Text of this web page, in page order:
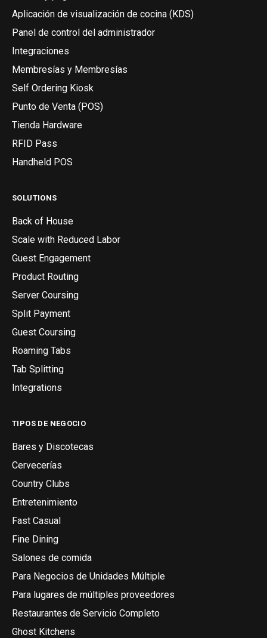
Aplicación de visualización de cocina (KDS)
Panel de control del administrador
Integraciones
Membresías y Membresías
Self Ordering Kiosk
Punto de Venta (POS)
Tienda Hardware
RFID Pass
Handheld POS
SOLUTIONS
Back of House
Scale with Reduced Labor
Guest Engagement
Product Routing
Server Coursing
Split Payment
Guest Coursing
Roaming Tabs
Tab Splitting
Integrations
TIPOS DE NEGOCIO
Bares y Discotecas
Cervecerías
Country Clubs
Entretenimiento
Fast Casual
Fine Dining
Salones de comida
Para Negocios de Unidades Múltiple
Para lugares de múltiples proveedores
Restaurantes de Servicio Completo
Ghost Kitchens